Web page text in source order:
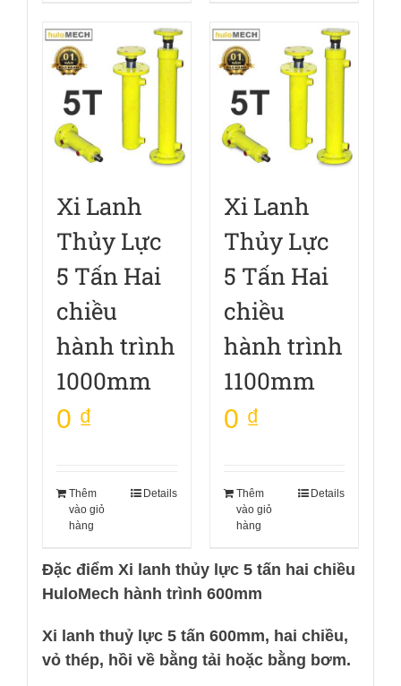
Xi Lanh
Thủy Lực
5 Tấn Hai
chiều
hành trình
1000mm
0 ₫
Thêm
vào giỏ
hàng
Details
Xi Lanh
Thủy Lực
5 Tấn Hai
chiều
hành trình
1100mm
0 ₫
Thêm
vào giỏ
hàng
Details
Đặc điểm Xi lanh thủy lực 5 tấn hai chiều
HuloMech hành trình 600mm
Xi lanh thuỷ lực 5 tấn 600mm, hai chiều,
vỏ thép, hồi về bằng tải hoặc bằng bơm.